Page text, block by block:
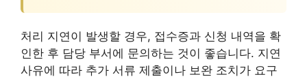
처리 지연이 발생할 경우, 접수증과 신청 내역을 확
인한 후 담당 부서에 문의하는 것이 좋습니다. 지연
사유에 따라 추가 서류 제출이나 보완 조치가 요구